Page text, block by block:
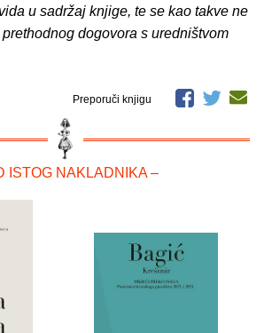
u sadržaj knjige, te se kao takve ne
dogovora s uredništvom
Preporuči knjigu
ISTOG NAKLADNIKA –